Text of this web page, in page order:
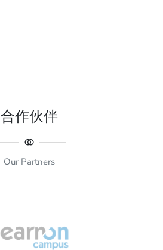
合作伙伴
Our Partners